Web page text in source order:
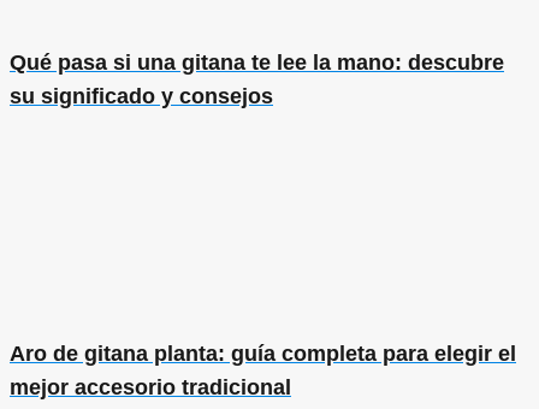
Qué pasa si una gitana te lee la mano: descubre
su significado y consejos
Aro de gitana planta: guía completa para elegir el
mejor accesorio tradicional